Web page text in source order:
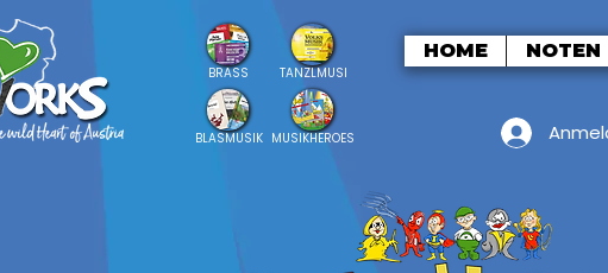
BRASS
BLASMUSIK
TANZLMUSI
MUSIKHEROES
HOME NOTEN